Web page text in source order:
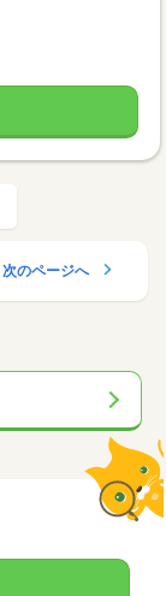
次のページへ